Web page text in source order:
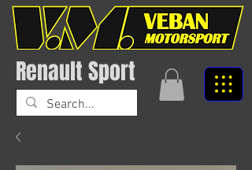
Renault Sport